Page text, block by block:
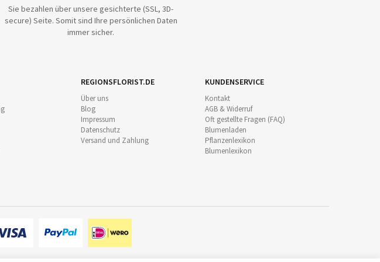
Sie bezahlen über unsere gesichterte (SSL, 3D-
secure) Seite. Somit sind Ihre persönlichen Daten
immer sicher.
REGIONSFLORIST.DE
Über uns
Blog
Impressum
Datenschutz
Versand und Zahlung
KUNDENSERVICE
Kontakt
AGB & Widerruf
Oft gestellte Fragen (FAQ)
Blumenladen
Pflanzenlexikon
Blumenlexikon